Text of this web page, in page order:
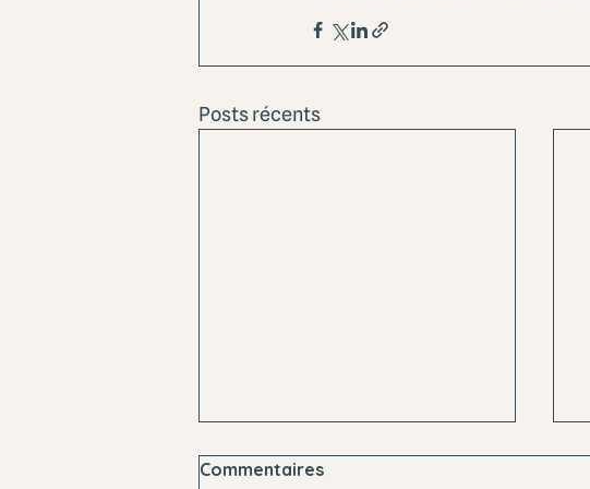
Posts récents
Commentaires